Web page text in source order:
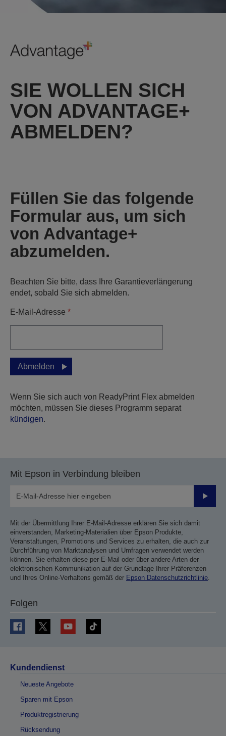
SIE WOLLEN SICH
VON ADVANTAGE+
ABMELDEN?
Füllen Sie das folgende
Formular aus, um sich
von Advantage+
abzumelden.
Beachten Sie bitte, dass Ihre Garantieverlängerung
endet, sobald Sie sich abmelden.
E-Mail-Adresse *
Abmelden
Wenn Sie sich auch von ReadyPrint Flex abmelden
möchten, müssen Sie dieses Programm separat
kündigen.
Mit Epson in Verbindung bleiben
Mit der Übermittlung Ihrer E-Mail-Adresse erklären Sie sich damit
einverstanden, Marketing-Materialien über Epson Produkte,
Veranstaltungen, Promotions und Services zu erhalten, die auch zur
Durchführung von Marktanalysen und Umfragen verwendet werden
können. Sie erhalten diese per E-Mail oder über andere Arten der
elektronischen Kommunikation auf der Grundlage Ihrer Präferenzen
und Ihres Online-Verhaltens gemäß der Epson Datenschutzrichtlinie.
Folgen
Kundendienst
Neueste Angebote
Sparen mit Epson
Produktregistrierung
Rücksendung